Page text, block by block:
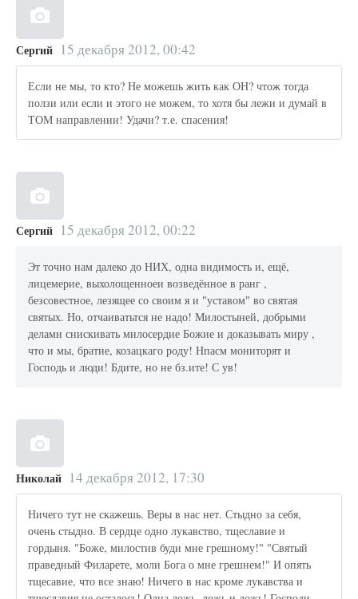
Сергий 15 декабря 2012, 00:42
Если не мы, то кто? Не можешь жить как ОН? чтож тогда
ползи или если и этого не можем, то хотя бы лежи и думай в
ТОМ направлении! Удачи? т.е. спасения!
Сергий 15 декабря 2012, 00:22
Эт точно нам далеко до НИХ, одна видимость и, ещё,
лицемерие, выхолощенноеи возведённое в ранг ,
безсовестное, лезящее со своим я и "уставом" во святая
святых. Но, отчаиватьтся не надо! Милостыней, добрыми
делами снискивать милосердие Божие и доказывать миру ,
что и мы, братие, козацкаго роду! Нпасм мониторят и
Господь и люди! Бдите, но не бз.ите! С ув!
Николай 14 декабря 2012, 17:30
Ничего тут не скажешь. Веры в нас нет. Стыдно за себя,
очень стыдно. В сердце одно лукавство, тщеславие и
гордыня. "Боже, милостив буди мне грешному!" "Святый
праведный Филарете, моли Бога о мне грешнем!" И опять
тщесавие, что все знаю! Ничего в нас кроме лукавства и